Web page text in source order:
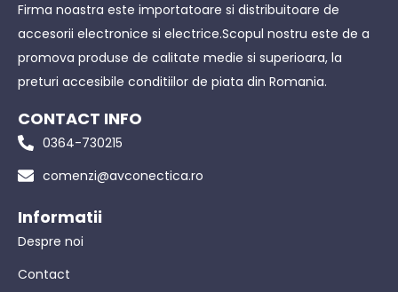
Firma noastra este importatoare si distribuitoare de
accesorii electronice si electrice.Scopul nostru este de a
promova produse de calitate medie si superioara, la
preturi accesibile conditiilor de piata din Romania.
CONTACT INFO
0364-730215
comenzi@avconectica.ro
Informatii
Despre noi
Contact